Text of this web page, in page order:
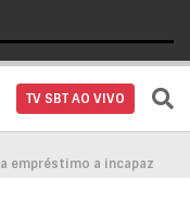
TV SBT AO VIVO
empréstimo a incapaz